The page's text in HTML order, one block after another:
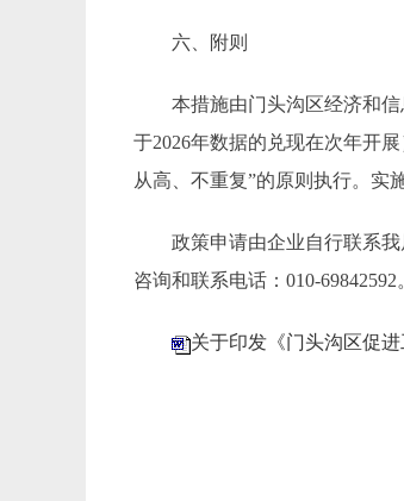
六、 附则
本措施由门头沟区经济和
于2026年数据的兑现在次年开
从高、不重复”的原则执行。实
政策申请由企业自行联系
咨询和联系电话：010-69842592
关于印发《门头沟区促